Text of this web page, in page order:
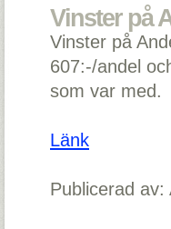
Vinster på
Vinster på
607:-/andel
som var med.
Länk
Publicerad av: